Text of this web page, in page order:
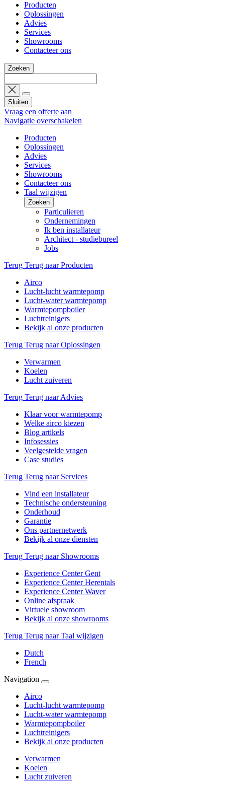
Producten
Oplossingen
Advies
Services
Showrooms
Contacteer ons
Zoeken
Sluiten
Vraag een offerte aan
Navigatie overschakelen
Producten
Oplossingen
Advies
Services
Showrooms
Contacteer ons
Taal wijzigen
Zoeken
Particulieren
Ondernemingen
Ik ben installateur
Architect - studiebureel
Jobs
Terug Terug naar Producten
Airco
Lucht-lucht warmtepomp
Lucht-water warmtepomp
Warmtepompboiler
Luchtreinigers
Bekijk al onze producten
Terug Terug naar Oplossingen
Verwarmen
Koelen
Lucht zuiveren
Terug Terug naar Advies
Klaar voor warmtepomp
Welke airco kiezen
Blog artikels
Infosessies
Veelgestelde vragen
Case studies
Terug Terug naar Services
Vind een installateur
Technische ondersteuning
Onderhoud
Garantie
Ons partnernetwerk
Bekijk al onze diensten
Terug Terug naar Showrooms
Experience Center Gent
Experience Center Herentals
Experience Center Waver
Online afspraak
Virtuele showroom
Bekijk al onze showrooms
Terug Terug naar Taal wijzigen
Dutch
French
Navigation
Airco
Lucht-lucht warmtepomp
Lucht-water warmtepomp
Warmtepompboiler
Luchtreinigers
Bekijk al onze producten
Verwarmen
Koelen
Lucht zuiveren